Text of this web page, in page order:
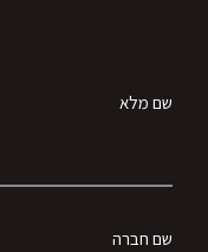
שם מלא
שם חברה